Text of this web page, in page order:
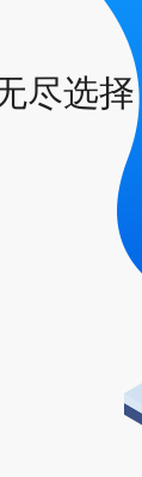
尽选择